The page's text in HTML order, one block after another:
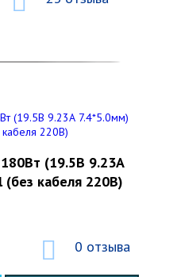
(19.5В 9.23А
кабеля 220В)
0 отзыва